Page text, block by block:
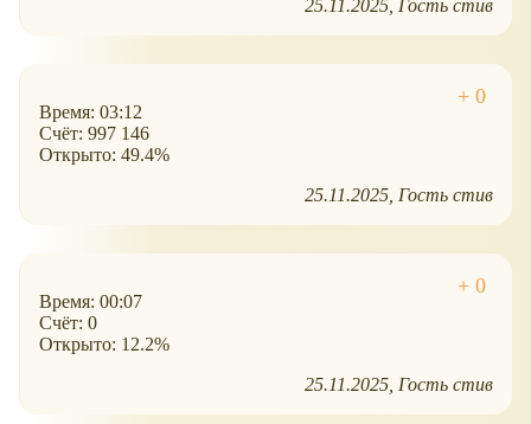
25.11.2025 Гость стив
Время: 03:12
Счёт: 997 146
Открыто: 49.4%
25.11.2025 Гость стив
Время: 00:07
Счёт: 0
Открыто: 12.2%
25.11.2025 Гость стив